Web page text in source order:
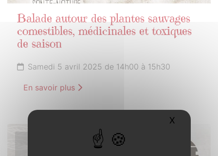
Balade autour des plantes sauvages
comestibles, médicinales et toxiques
de saison
Samedi 5 avril 2025 de 14h00 à 15h30
En savoir plus
X Masquer